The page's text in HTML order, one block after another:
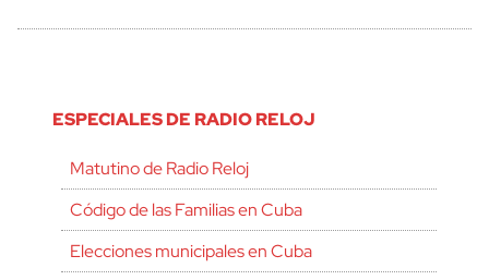
ESPECIALES DE RADIO RELOJ
Matutino de Radio Reloj
Código de las Familias en Cuba
Elecciones municipales en Cuba